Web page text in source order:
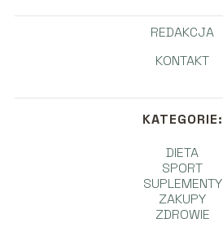
REDAKCJA
KONTAKT
KATEGORIE:
DIETA
SPORT
SUPLEMENTY
ZAKUPY
ZDROWIE